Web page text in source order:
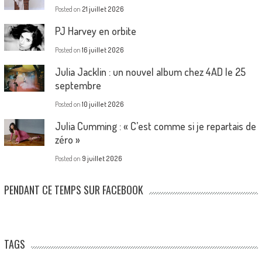
Posted on 21 juillet 2026
PJ Harvey en orbite
Posted on 16 juillet 2026
Julia Jacklin : un nouvel album chez 4AD le 25
septembre
Posted on 10 juillet 2026
Julia Cumming : « C’est comme si je repartais de
zéro »
Posted on 9 juillet 2026
PENDANT CE TEMPS SUR FACEBOOK
TAGS